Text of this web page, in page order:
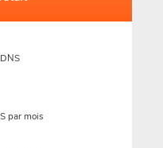
par mois